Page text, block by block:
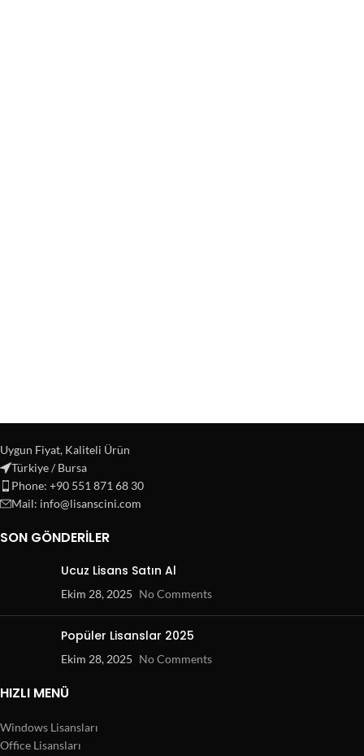
Uygun Fiyat, Kaliteli Ürün
Türkiye / Bursa
Phone: +90 551 871 68 30
Mail: info@lisanscini.com
SON GÖNDERILER
Ucuz Lisans Satın Al
Ekim 28, 2025 No Comments
Popüler Lisanslar 2025
Ekim 28, 2025 No Comments
HIZLI MENÜ
Windows Lisansları
Office Lisansları